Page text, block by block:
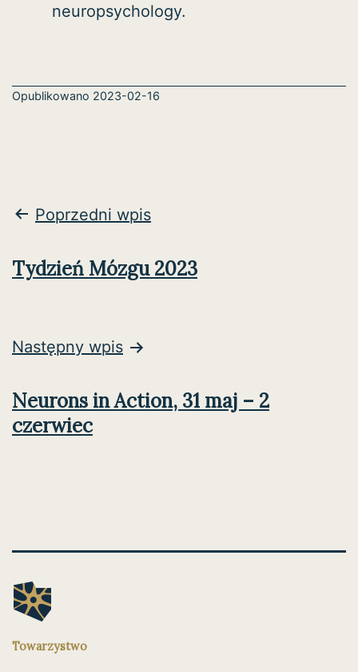
neuropsychology.
Opublikowano 2023-02-16
Nawigacja
Poprzedni wpis
Tydzień Mózgu 2023
Następny wpis
Neurons in Action, 31 maj – 2
czerwiec
Towarzystwo